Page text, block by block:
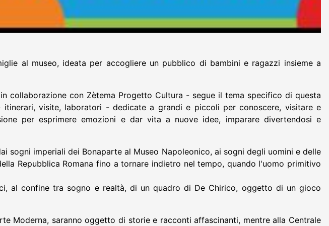
al museo, ideata per accogliere un pubblico di bambini e ragazzi insieme a
collaborazione con Zètema Progetto Cultura - segue il tema specifico di questa
visite, laboratori - dedicate a grandi e piccoli per conoscere, visitare e
per esprimere emozioni e dar vita a nuove idee, imparare divertendosi e
imperiali dei Bonaparte al Museo Napoleonico, ai sogni degli uomini e delle
Repubblica Romana fino a tornare indietro nel tempo, quando l'uomo primitivo
al confine tra sogno e realtà, di un quadro di De Chirico, oggetto di un gioco
Moderna, saranno oggetto di storie e racconti affascinanti, mentre alla Centrale